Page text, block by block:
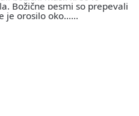
Božične pesmi so prepevali
je orosilo oko……